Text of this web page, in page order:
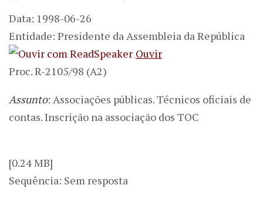
Data: 1998-06-26
Entidade: Presidente da Assembleia da República
Ouvir
Proc. R-2105/98 (A2)
Assunto: Associações públicas. Técnicos oficiais de
contas. Inscrição na associação dos TOC
[0.24 MB]
Sequência: Sem resposta